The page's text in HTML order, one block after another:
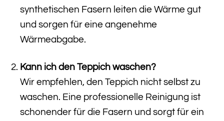
synthetischen Fasern leiten die Wärme gut
und sorgen für eine angenehme
Wärmeabgabe.
Kann ich den Teppich waschen?
Wir empfehlen, den Teppich nicht selbst zu
waschen. Eine professionelle Reinigung ist
schonender für die Fasern und sorgt für ein